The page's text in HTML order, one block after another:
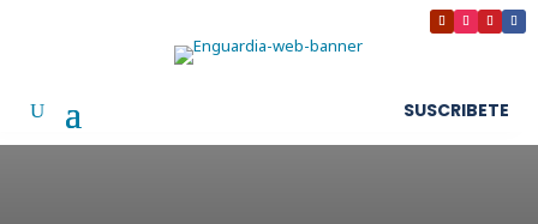
SUSCRIBETE